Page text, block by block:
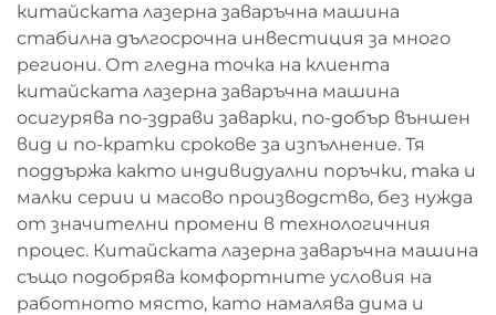
китайската лазерна заваръчна машина
стабилна дългосрочна инвестиция за много
региони. От гледна точка на клиента
китайската лазерна заваръчна машина
осигурява по-здрави заварки, по-добър външен
вид и по-кратки срокове за изпълнение. Тя
поддържа както индивидуални поръчки, така и
малки серии и масово производство, без нужда
от значителни промени в технологичния
процес. Китайската лазерна заваръчна машина
също подобрява комфортните условия на
работното място, като намалява дима и